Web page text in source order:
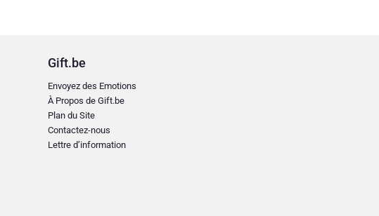
Gift.be
Envoyez des Emotions
À Propos de Gift.be
Plan du Site
Contactez-nous
Lettre d’information